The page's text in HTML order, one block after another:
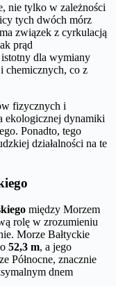
nie tylko w zależności
tych dwóch mórz
związek z cyrkulacją
prąd
istotny dla wymiany
chemicznych, co z
fizycznych i
ekologicznej dynamiki
Ponadto, tego
działalności na te
między Morzem
rolę w zrozumieniu
Morze Bałtyckie
52,3 m, a jego
Północne, znacznie
dnem